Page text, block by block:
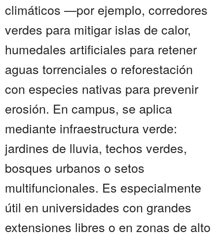
climáticos —por ejemplo, corredores
verdes para mitigar islas de calor,
humedales artificiales para retener
aguas torrenciales o reforestación
con especies nativas para prevenir
erosión. En campus, se aplica
mediante infraestructura verde:
jardines de lluvia, techos verdes,
bosques urbanos o setos
multifuncionales. Es especialmente
útil en universidades con grandes
extensiones libres o en zonas de alto